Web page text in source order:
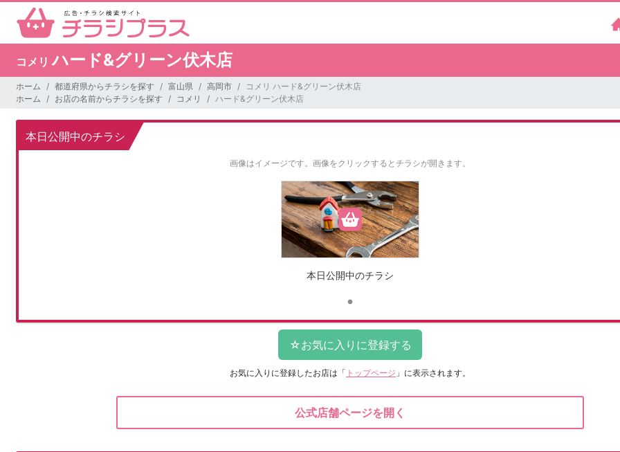
コメリハード&グリーン伏木店
ホーム 都道府県からチラシを探す 富山県 高岡市
コメリ ハード&グリーン伏木店
ホーム
お店の名前からチラシを探す コメリ ハード&グリーン伏木店
本日公開中のチラシ
画像はイメージです。 画像をクリックするとチラシが開きます。
本日公開中のチラシ
お気に入りに登録したお店は 「 トップページ 」に表示されます。
公式店舗ページを開く